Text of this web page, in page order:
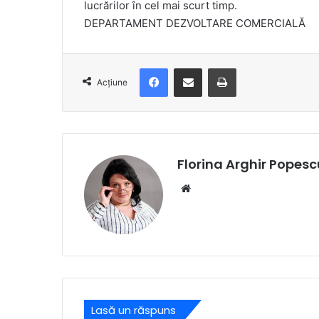
lucrărilor în cel mai scurt timp.
DEPARTAMENT DEZVOLTARE COMERCIALĂ
Acțiune
FacebookDistribuie prin e-mail Imprimare
Florina Arghir
Lasă un răspuns